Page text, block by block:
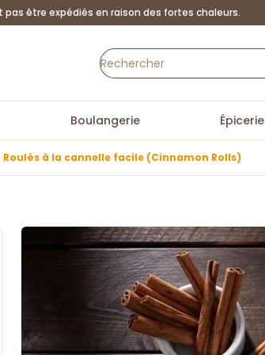
être expédiés en raison des fortes chaleurs.
Boulangerie Épicerie
Roulés à la cannelle facile (Cinnamon Rolls)